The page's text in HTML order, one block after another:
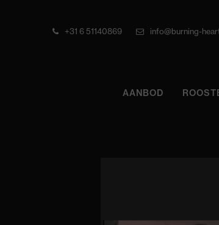
+31 6 51140869 info@burning-
AANBOD